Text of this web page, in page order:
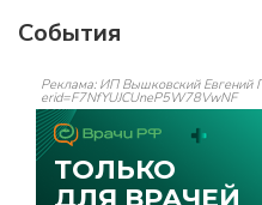
События
Реклама: ИП Вышковский
erid=F7NfYUJCUneP5W78VwNF